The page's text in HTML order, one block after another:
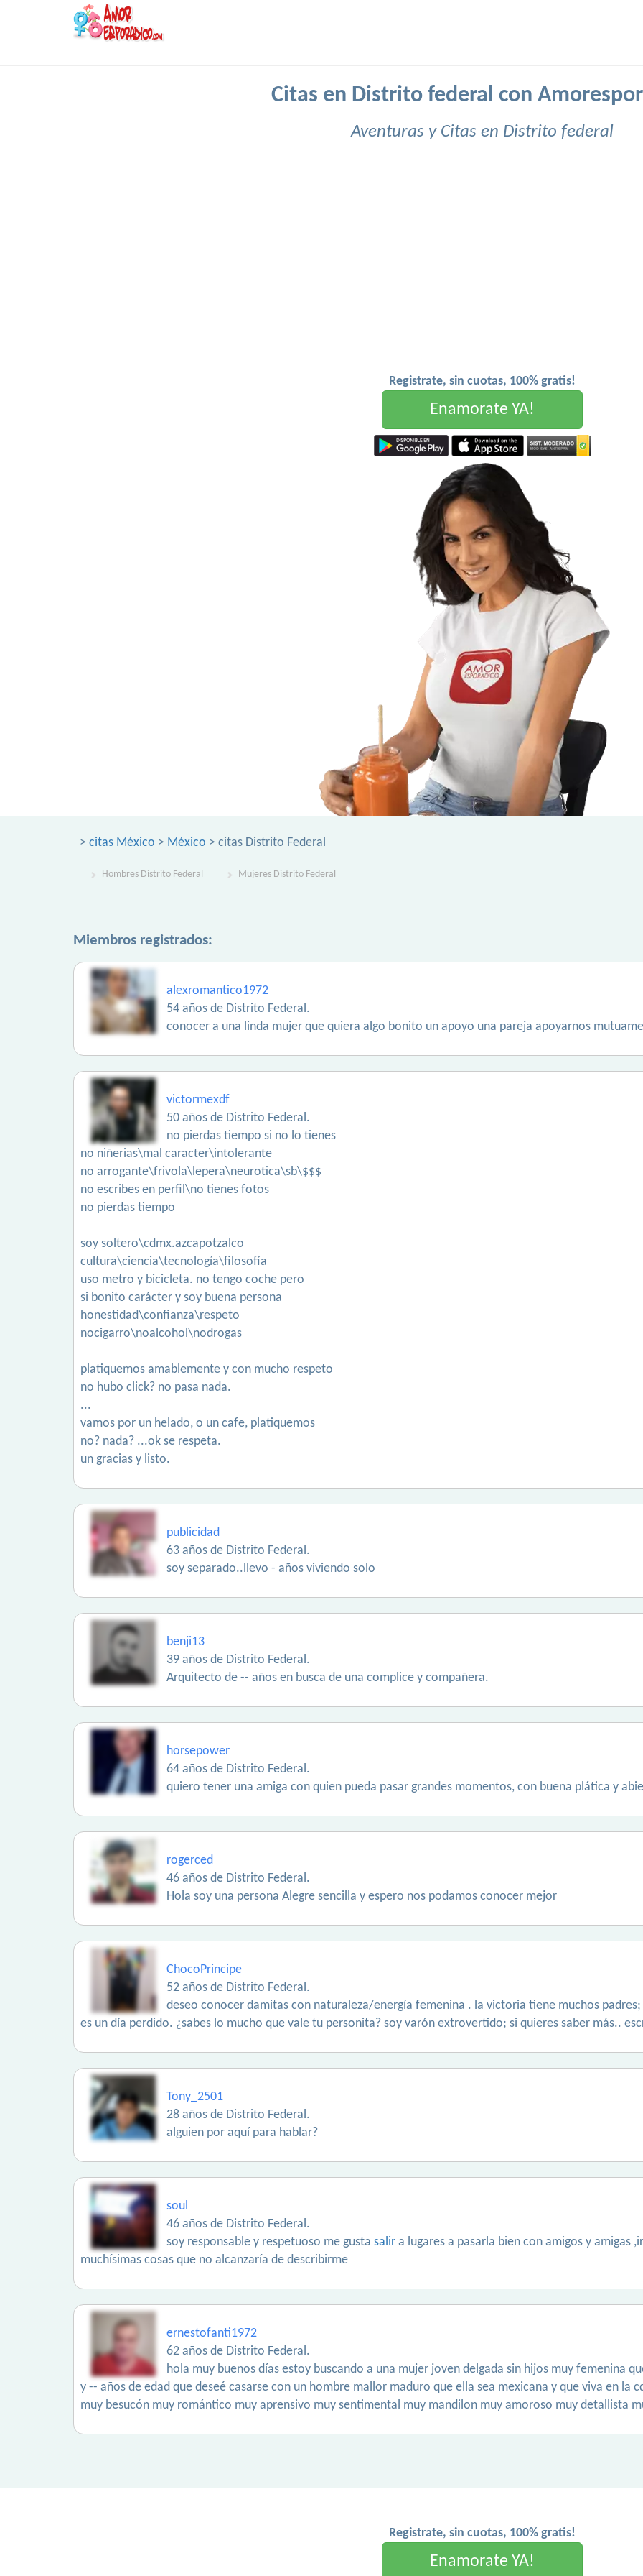
Citas en Distrito federal con
Aventuras y Citas en Distrito federal
Registrate, sin cuotas, 100% gratis!
Enamorate YA!
> citas México > México > citas Distrito Federal
Hombres Distrito Federal Mujeres Distrito Federal
Miembros registrados:
alexromantico1972
54 años de Distrito Federal.
conocer a una linda mujer que quiera algo bonito un apoyo una pareja apoyarnos
victormexdf
50 años de Distrito Federal.
no pierdas tiempo si no lo tienes
no niñerias\mal caracter\intolerante
no arrogante\frivola\lepera\neurotica\sb\$$$
no escribes en perfil\no tienes fotos
no pierdas tiempo
soy soltero\cdmx.azcapotzalco
cultura\ciencia\tecnología\filosofía
uso metro y bicicleta. no tengo coche pero
si bonito carácter y soy buena persona
honestidad\confianza\respeto
nocigarro\noalcohol\nodrogas
platiquemos amablemente y con mucho respeto
no hubo click? no pasa nada.
...
vamos por un helado, o un cafe, platiquemos
no? nada? ...ok se respeta.
un gracias y listo.
publicidad
63 años de Distrito Federal.
soy separado..llevo - años viviendo solo
benji13
39 años de Distrito Federal.
Arquitecto de -- años en busca de una complice y compañera.
horsepower
64 años de Distrito Federal.
quiero tener una amiga con quien pueda pasar grandes momentos, con buena plática y
rogerced
46 años de Distrito Federal.
Hola soy una persona Alegre sencilla y espero nos podamos conocer mejor
ChocoPrincipe
52 años de Distrito Federal.
deseo conocer damitas con naturaleza/energía femenina . la victoria tiene muchos
es un día perdido. ¿sabes lo mucho que vale tu personita? soy varón extrovertido; si quieres saber más..
Tony_2501
28 años de Distrito Federal.
alguien por aquí para hablar?
soul
46 años de Distrito Federal.
soy responsable y respetuoso me gusta salir a lugares a pasarla bien con amigos y amigas
muchísimas cosas que no alcanzaría de describirme
ernestofanti1972
62 años de Distrito Federal.
hola muy buenos días estoy buscando a una mujer joven delgada sin hijos muy femenina
y -- años de edad que deseé casarse con un hombre mallor maduro que ella sea mexicana y que viva en la
muy besucón muy romántico muy aprensivo muy sentimental muy mandilon muy amoroso muy detallista
Registrate, sin cuotas, 100% gratis!
Enamorate YA!